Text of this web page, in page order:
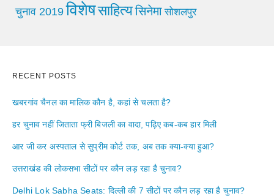
चुनाव 2019 विशेषसाहित्यसिनेमा सोशलपुर
RECENT POSTS
खबरगांव चैनल का मालिक कौन है, कहां से चलता है?
हर चुनाव नहीं जिताता फ्री बिजली का वादा, पढ़िए कब-कब हार मिली
आर जी कर अस्पताल से सुप्रीम कोर्ट तक, अब तक क्या-क्या हुआ?
उत्तराखंड की लोकसभा सीटों पर कौन लड़ रहा है चुनाव?
Delhi Lok Sabha Seats: दिल्ली की 7 सीटों पर कौन लड़ रहा है चुनाव?